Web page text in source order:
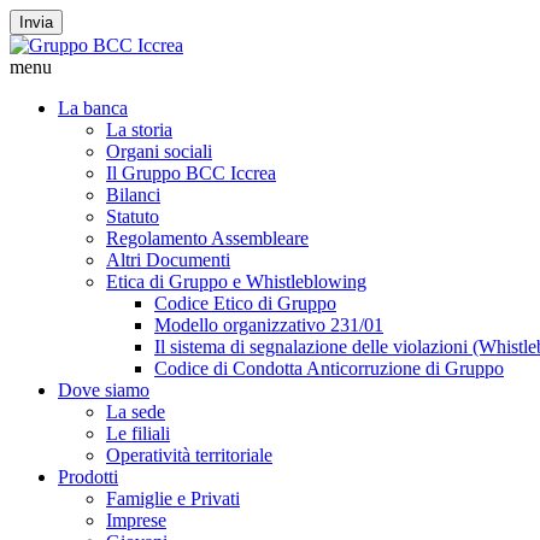
Invia
menu
La banca
La storia
Organi sociali
Il Gruppo BCC Iccrea
Bilanci
Statuto
Regolamento Assembleare
Altri Documenti
Etica di Gruppo e Whistleblowing
Codice Etico di Gruppo
Modello organizzativo 231/01
Il sistema di segnalazione delle violazioni
Codice di Condotta Anticorruzione di Gruppo
Dove siamo
La sede
Le filiali
Operatività territoriale
Prodotti
Famiglie e Privati
Imprese